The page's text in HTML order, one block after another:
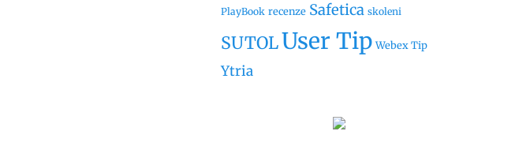
PlayBook recenze Safetica skoleni
SUTOLUser Tip Webex Tip
Ytria